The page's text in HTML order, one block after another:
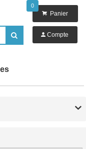

0
 Panier
 Compte
